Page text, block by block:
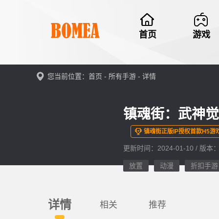
首页 游戏
您当前位置：首页 - 所有手游 - 详情
镇魂街：武神
镇魂街正版IP授权首款H5游
更新时间：2024-01-10 / 版本
放置 动漫 折扣手游
详情 相关 推荐